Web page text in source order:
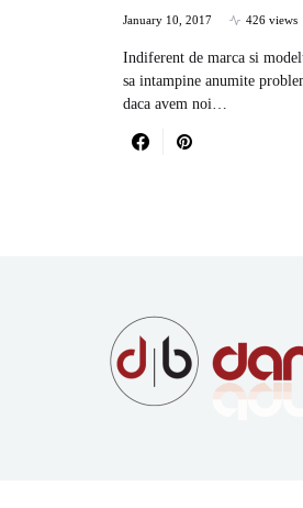
January 10, 2017 426 views
Indiferent de marca si
sa intampine anumite
daca avem noi…